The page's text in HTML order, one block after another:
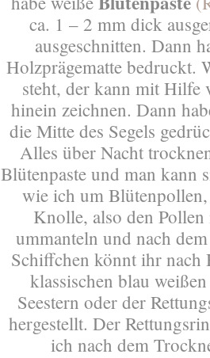
ca. 1 – 2 mm dick
ausgeschnitten. Dann
Holzprägematte bedruckt.
steht, der kann mit Hilfe
hinein zeichnen. Dann
die Mitte des Segels
Alles über Nacht
Blütenpaste und man kann
wie ich um
Knolle, also den
ummanteln und nach
Schiffchen könnt ihr nach
klassischen blau
Seestern oder der
hergestellt. Der
ich nach dem